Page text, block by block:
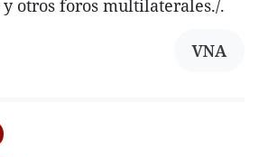
otros foros multilaterales./.
VNA